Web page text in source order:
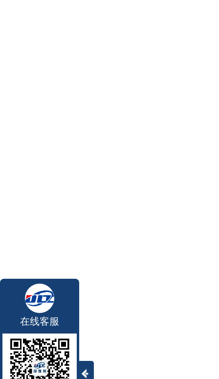
在线客服